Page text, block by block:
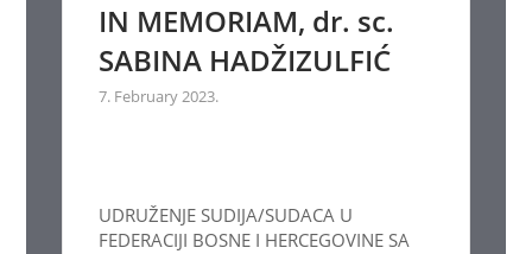
IN MEMORIAM, dr. sc.
SABINA HADŽIZULFIĆ
7. February 2023.
UDRUŽENJE SUDIJA/SUDACA U
FEDERACIJI BOSNE I HERCEGOVINE SA